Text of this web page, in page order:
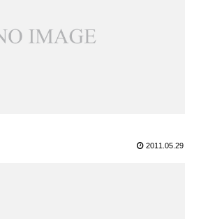
2011.05.29